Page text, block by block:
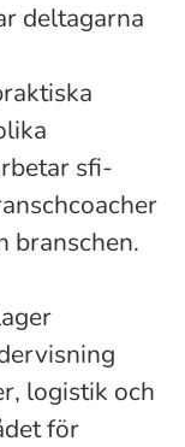
deltagarna
sfi-
branschen.
logistik och
för